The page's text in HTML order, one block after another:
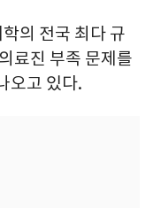
의 전국 최다 규
료진 부족 문제를
오고 있다.